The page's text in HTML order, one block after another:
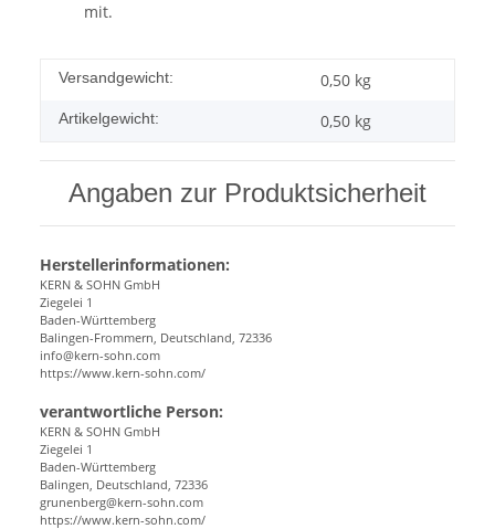
mit.
Versandgewicht: 0,50 kg
Artikelgewicht: 0,50 kg
Angaben zur Produktsicherheit
Herstellerinformationen:
KERN & SOHN GmbH
Ziegelei 1
Baden-Württemberg
Balingen-Frommern, Deutschland, 72336
info@kern-sohn.com
https://www.kern-sohn.com/
verantwortliche Person:
KERN & SOHN GmbH
Ziegelei 1
Baden-Württemberg
Balingen, Deutschland, 72336
grunenberg@kern-sohn.com
https://www.kern-sohn.com/